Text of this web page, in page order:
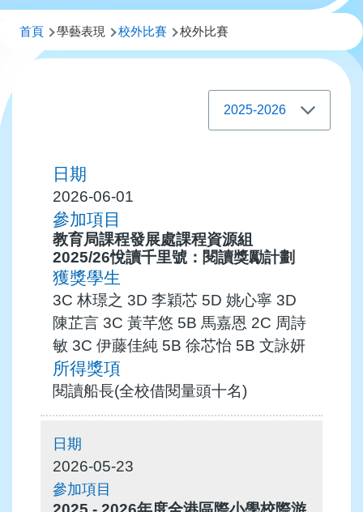
導
首頁 學藝表現 校外比賽 校外比賽
2026-06-01
教育局課程發展處課程資源組
2025/26悅讀千里號：閱讀獎勵計劃
3C 林璟之 3D 李穎芯 5D 姚心寧 3D
陳芷言 3C 黃芊悠 5B 馬嘉恩 2C 周詩
敏 3C 伊藤佳純 5B 徐芯怡 5B 文詠妍
閱讀船長(全校借閱量頭十名)
2026-05-23